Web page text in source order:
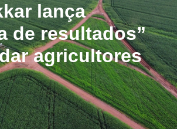
lança
de resultados”
agricultores